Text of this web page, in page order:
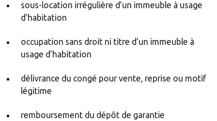
sous-location irrégulière d’un immeuble à usage
d’habitation
occupation sans droit ni titre d’un immeuble à
usage d’habitation
délivrance du congé pour vente, reprise ou motif
légitime
remboursement du dépôt de garantie